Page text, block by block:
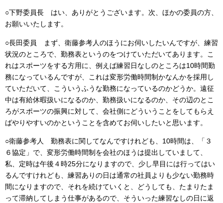
○下野委員長 はい、ありがとうございます。次、ほかの委員の方、
お願いいたします。
○長田委員 まず、衛藤参考人のほうにお伺いしたいんですが、練習
状況のところで、勤務表というのをつけていただいてあります。こ
れはスポーツをする方用に、例えば練習日なしのところは10時間勤
務になっているんですが、これは変形労働時間制かなんかを採用し
ていただいて、こういうふうな勤務になっているのかどうか。遠征
中は有給休暇扱いになるのか、勤務扱いになるのか、その辺のとこ
ろがスポーツの振興に対して、会社側にどういうことをしてもらえ
ばやりやすいのかということを含めてお伺いしたいと思います。
○衛藤参考人 勤務表に関してなんですけれども、10時間は、「３
６協定」で、変形労働時間制を会社のほうは提出していまして、
私、定時は午後４時25分になりますので、少し早目には行ってはい
るんですけれども、練習ありの日は通常の社員よりも少ない勤務時
間になりますので、それを続けていくと、どうしても、たまりたま
って滞納してしまう仕事があるので、そういった練習なしの日に返